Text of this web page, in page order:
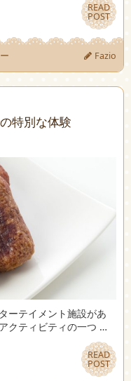
READ
POST
READ
POST
Fazio
特別な体験
ーテイメント施設があ
クティビティの一つ …
READ
POST
READ
POST